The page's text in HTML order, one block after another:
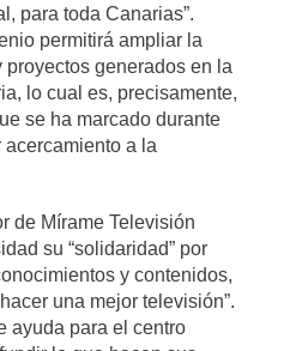
para toda Canarias”.
permitirá ampliar la
generados en la
lo cual es, precisamente,
se ha marcado durante
a la
de Mírame Televisión
su “solidaridad” por
y contenidos,
una mejor televisión”.
ayuda para el centro